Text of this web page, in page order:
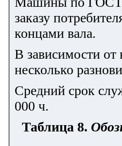
заказу
концами вала.
В зависимости от
несколько
Средний срок
000 ч.
Таблица 8.